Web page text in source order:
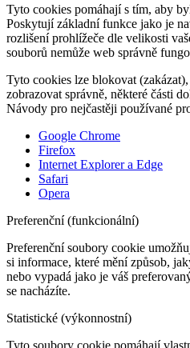
Tyto cookies pomáhají s tím, aby
Poskytují základní funkce jako je
rozlišení prohlížeče dle velikosti
souborů nemůže web správně
Tyto cookies lze blokovat
zobrazovat správně, některé části
Návody pro nejčastěji používané
Google Chrome
Firefox
Internet Explorer a Edge
Safari
Opera
Preferenční (funkcionální)
Preferenční soubory cookie
si informace, které mění způsob,
nebo vypadá jako je váš
se nacházíte.
Statistické (výkonnostní)
Tyto soubory cookie pomáhají